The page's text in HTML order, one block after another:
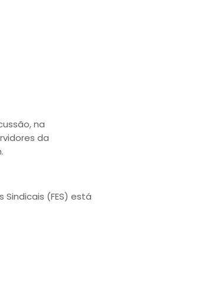
na
da
(FES) está